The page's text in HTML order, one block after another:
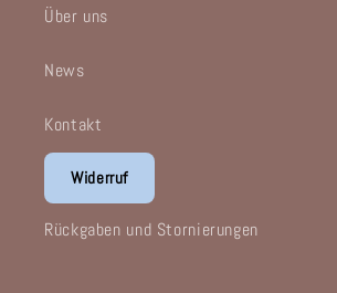
Über uns
News
Kontakt
Widerruf
Rückgaben und Stornierungen